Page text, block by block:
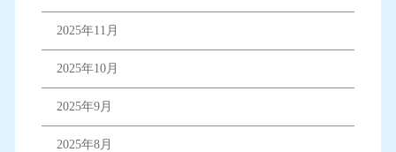
2025年11月
2025年10月
2025年9月
2025年8月